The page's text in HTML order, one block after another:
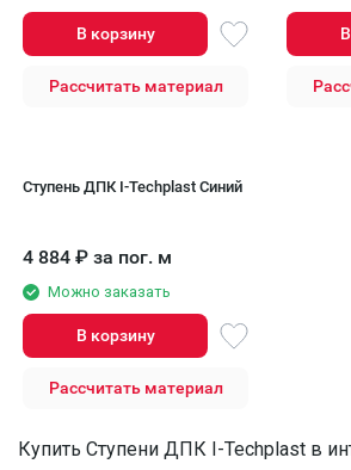
В корзину
Рассчитать материал
Ступень ДПК I-Techplast Синий
4 884 ₽ за пог. м
Можно заказать
В корзину
Рассчитать материал
Купить Ступени ДПК I-Techplast в